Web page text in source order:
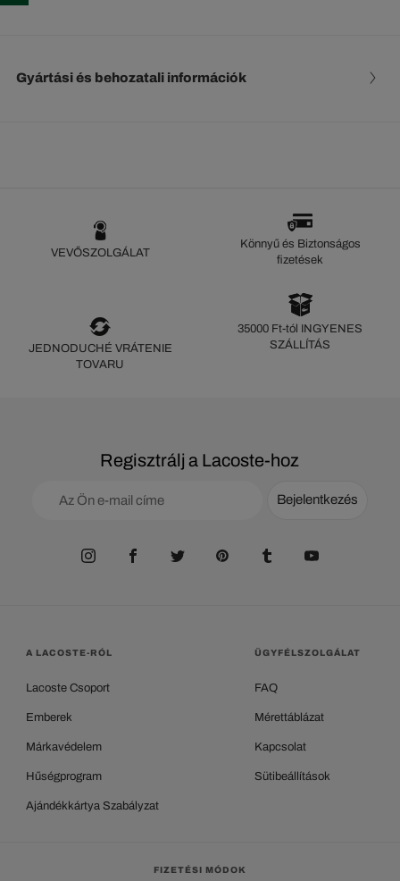
Gyártási és behozatali információk
VEVŐSZOLGÁLAT
Könnyű és Biztonságos
fizetések
JEDNODUCHÉ VRÁTENIE
TOVARU
35000 Ft-tól INGYENES
SZÁLLÍTÁS
Regisztrálj a Lacoste-hoz
Bejelentkezés
A LACOSTE-RÓL
Lacoste Csoport
Emberek
Márkavédelem
Hűségprogram
Ajándékkártya Szabályzat
ÜGYFÉLSZOLGÁLAT
FAQ
Mérettáblázat
Kapcsolat
Sütibeállítások
FIZETÉSI MÓDOK